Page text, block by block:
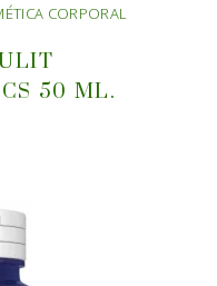
CORPORAL
50 ML.